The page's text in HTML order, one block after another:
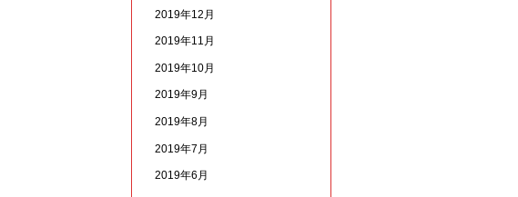
2019年12月
2019年11月
2019年10月
2019年9月
2019年8月
2019年7月
2019年6月